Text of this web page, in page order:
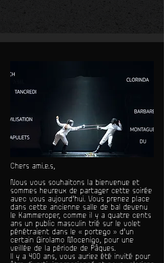
Chers ami.e.s,
Nous vous souhaitons la bienvenue et
sommes heureux de partager cette soirée
avec vous aujourd’hui. Vous prenez place
dans cette ancienne salle de bal devenu
le Kammeroper, comme il y a quatre cents
ans un public masculin trié sur le volet
pénétraient dans le « portego » d’un
certain Girolamo Mocenigo, pour une
veillée de la période de Pâques.
Il y a 400 ans, vous auriez été invité pour